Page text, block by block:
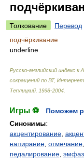
Толкование
Перевод
подчёркивание
underline
Русско-английский индекс
сокращений по ВТ,
Теплицкий 1998-2004
Игры ⚽
Поможем
Синонимы:
акцентирование
напирание отмечание
педалирование